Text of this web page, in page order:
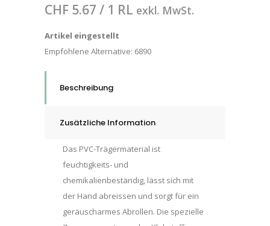
CHF 5.67 / 1 RL exkl. MwSt.
Artikel eingestellt
Empfohlene Alternative: 6890
Beschreibung
Zusätzliche Information
Das PVC-Trägermaterial ist
feuchtigkeits- und
chemikalienbeständig, lässt sich mit
der Hand abreissen und sorgt für ein
geräuscharmes Abrollen. Die spezielle